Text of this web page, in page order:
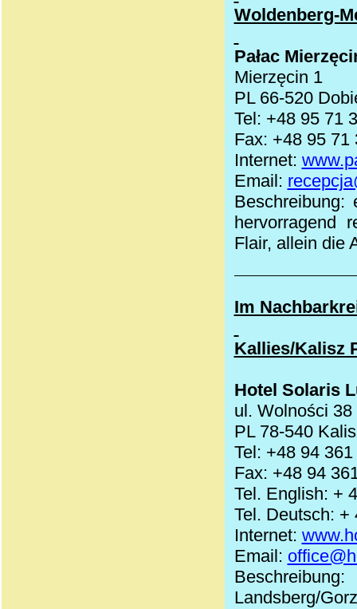
Woldenberg-
Pałac
Mierzęcin 1
PL 66-520
Tel: +48 95 71
Fax: +48 95 71
Internet:
Email:
Beschreibung:
hervorragend
Flair, allein die
Im
Kallies/Kalisz
Hotel Solaris
ul. Wolności 38
PL 78-540
Tel: +48 94
Fax: +48 94
Tel. English: +
Tel. Deutsch: +
Internet:
Email:
Landsberg/